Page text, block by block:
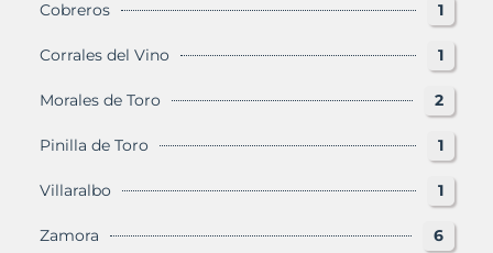
Cobreros 1
Corrales del Vino 1
Morales de Toro 2
Pinilla de Toro 1
Villaralbo 1
Zamora 6